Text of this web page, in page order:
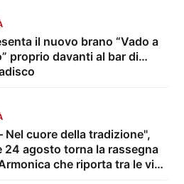
il nuovo brano “Vado a
di…
Nel cuore della tradizione",
24 agosto torna la rassegna
che riporta tra le vie